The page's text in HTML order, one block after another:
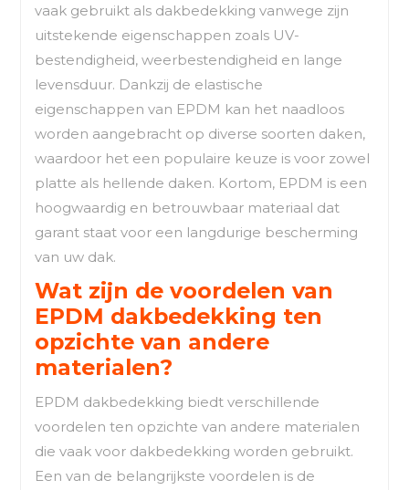
vaak gebruikt als dakbedekking vanwege zijn
uitstekende eigenschappen zoals UV-
bestendigheid, weerbestendigheid en lange
levensduur. Dankzij de elastische
eigenschappen van EPDM kan het naadloos
worden aangebracht op diverse soorten daken,
waardoor het een populaire keuze is voor zowel
platte als hellende daken. Kortom, EPDM is een
hoogwaardig en betrouwbaar materiaal dat
garant staat voor een langdurige bescherming
van uw dak.
Wat zijn de voordelen van
EPDM dakbedekking ten
opzichte van andere
materialen?
EPDM dakbedekking biedt verschillende
voordelen ten opzichte van andere materialen
die vaak voor dakbedekking worden gebruikt.
Een van de belangrijkste voordelen is de